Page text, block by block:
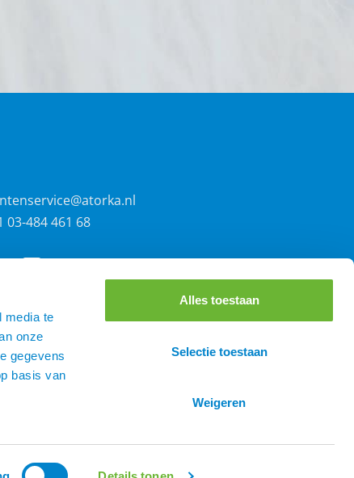
media te
onze
gegevens
basis van
Alles toestaan
Selectie toestaan
Weigeren
03-484 461 68
0